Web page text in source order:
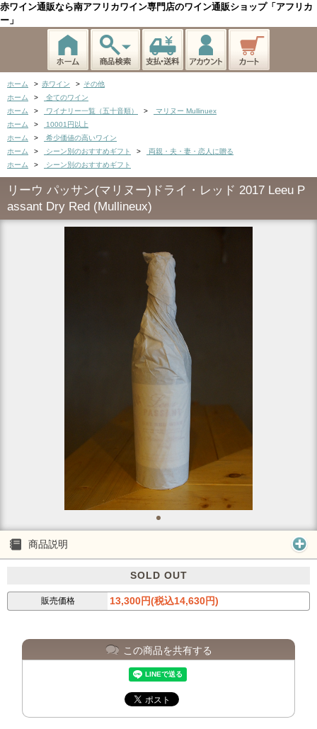
赤ワイン通販なら南アフリカワイン専門店のワイン通販ショップ「アフリカ
ー」
ホーム > 赤ワイン > その他
ホーム
>
全てのワイン
ホーム
> ワイナリー一覧（五十音順） >
マリヌー Mullinuex
ホーム
>
10001円以上
ホーム
>
希少価値の高いワイン
ホーム
> シーン別のおすすめギフト >
両親・夫・妻・恋人に贈る
ホーム
> シーン別のおすすめギフト
リーウ パッサン(マリヌー)ドライ・レッド 2017 Leeu P
assant Dry Red (Mullineux)
商品説明
SOLD OUT
販売価格 13,300円(税込14,630円)
この商品を共有する